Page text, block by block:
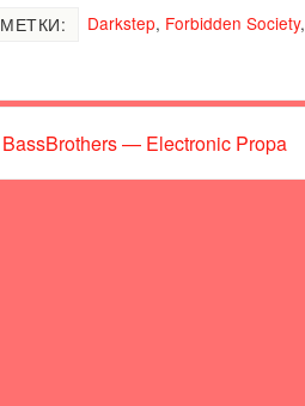
МЕТКИ: Darkstep, Forbidden Society,
BassBrothers — Electronic Propa